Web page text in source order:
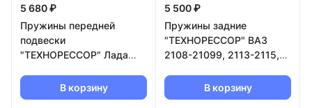
5 680 ₽
Пружины передней
подвески
"ТЕХНОРЕССОР" Лада
-70мм (зеленые)
TRF2170-70
В корзину
5 500 ₽
Пружины задние
"ТЕХНОРЕССОР" ВАЗ
2108-21099, 2113-2115,
Драйв с занижением -30
(красные)
В корзину